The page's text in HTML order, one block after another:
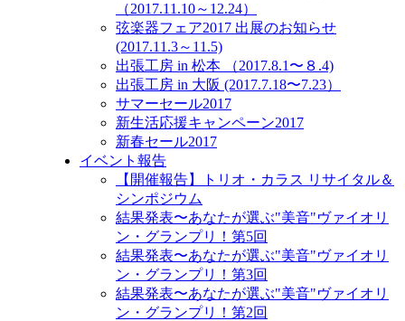
（2017.11.10～12.24）
弦楽器フェア2017 出展のお知らせ
(2017.11.3～11.5)
出張工房 in 松本 （2017.8.1〜８.4)
出張工房 in 大阪 (2017.7.18〜7.23）
サマーセール2017
新生活応援キャンペーン2017
新春セール2017
イベント報告
【開催報告】トリオ・カラス リサイタル＆
シンポジウム
結果発表〜あなたが選ぶ"美音"ヴァイオリ
ン・グランプリ！第5回
結果発表〜あなたが選ぶ"美音"ヴァイオリ
ン・グランプリ！第3回
結果発表〜あなたが選ぶ"美音"ヴァイオリ
ン・グランプリ！第2回